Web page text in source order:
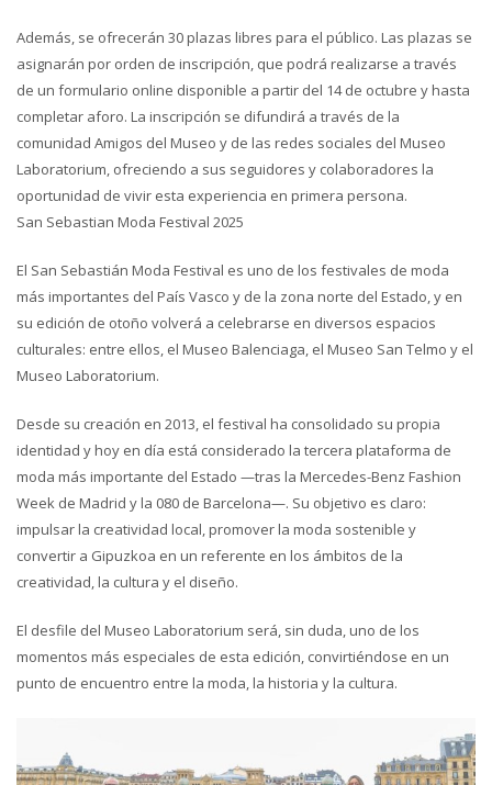
Además, se ofrecerán 30 plazas libres para el público. Las plazas se
asignarán por orden de inscripción, que podrá realizarse a través
de un formulario online disponible a partir del 14 de octubre y hasta
completar aforo. La inscripción se difundirá a través de la
comunidad Amigos del Museo y de las redes sociales del Museo
Laboratorium, ofreciendo a sus seguidores y colaboradores la
oportunidad de vivir esta experiencia en primera persona.
San Sebastian Moda Festival 2025
El San Sebastián Moda Festival es uno de los festivales de moda
más importantes del País Vasco y de la zona norte del Estado, y en
su edición de otoño volverá a celebrarse en diversos espacios
culturales: entre ellos, el Museo Balenciaga, el Museo San Telmo y el
Museo Laboratorium.
Desde su creación en 2013, el festival ha consolidado su propia
identidad y hoy en día está considerado la tercera plataforma de
moda más importante del Estado —tras la Mercedes-Benz Fashion
Week de Madrid y la 080 de Barcelona—. Su objetivo es claro:
impulsar la creatividad local, promover la moda sostenible y
convertir a Gipuzkoa en un referente en los ámbitos de la
creatividad, la cultura y el diseño.
El desfile del Museo Laboratorium será, sin duda, uno de los
momentos más especiales de esta edición, convirtiéndose en un
punto de encuentro entre la moda, la historia y la cultura.